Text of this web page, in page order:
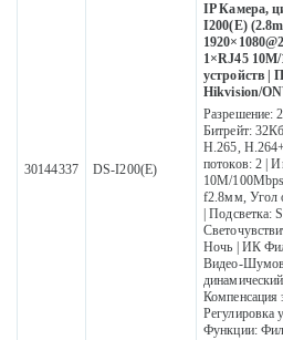
30144337 DS-I200(E)
IP Камера,
I200(E)
1×RJ45
устройств |
Hikvision/
Разрешение:
Битрейт:
H.265,
потоков: 2 |
10M/
f2.8мм, Угол
| Подсветка:
Ночь | ИК
Видео-
Компенсация
Регулировка
Функции: